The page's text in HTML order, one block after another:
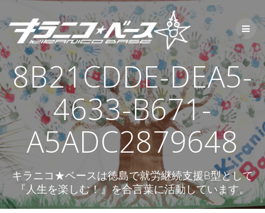
コ
ン
テ
ン
ツ
へ
ス
キ
ッ
プ
8B21CDDE-DEA5-
4633-B671-
A5ADC2879648
キラニコ★ベースは徳島で就労継続支援B型として
『人生を楽しむ！』を合言葉に活動しています。